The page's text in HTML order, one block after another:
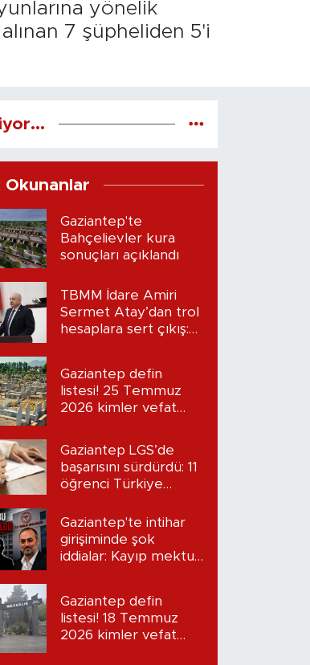
yönelik
7 şüpheliden 5'i
Okunanlar
Gaziantep'te
Bahçelievler kura
sonuçları açıklandı
TBMM İdare Amiri
Sermet Atay’dan trol
hesaplara sert çıkış:
Gaziantep defin
listesi! 25 Temmuz
2026 kimler vefat
Gaziantep LGS’de
başarısını sürdürdü: 11
öğrenci Türkiye
Gaziantep'te intihar
girişiminde şok
iddialar: Kayıp mektup
Gaziantep defin
listesi! 18 Temmuz
2026 kimler vefat